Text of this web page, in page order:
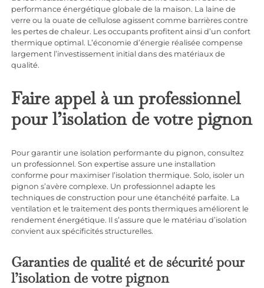
performance énergétique globale de la maison. La laine de
verre ou la ouate de cellulose agissent comme barrières contre
les pertes de chaleur. Les occupants profitent ainsi d’un confort
thermique optimal. L’économie d’énergie réalisée compense
largement l’investissement initial dans des matériaux de
qualité.
Faire appel à un professionnel
pour l’isolation de votre pignon
Pour garantir une isolation performante du pignon, consultez
un professionnel. Son expertise assure une installation
conforme pour maximiser l’isolation thermique. Solo, isoler un
pignon s’avère complexe. Un professionnel adapte les
techniques de construction pour une étanchéité parfaite. La
ventilation et le traitement des ponts thermiques améliorent le
rendement énergétique. Il s’assure que le matériau d’isolation
convient aux spécificités structurelles.
Garanties de qualité et de sécurité pour
l’isolation de votre pignon